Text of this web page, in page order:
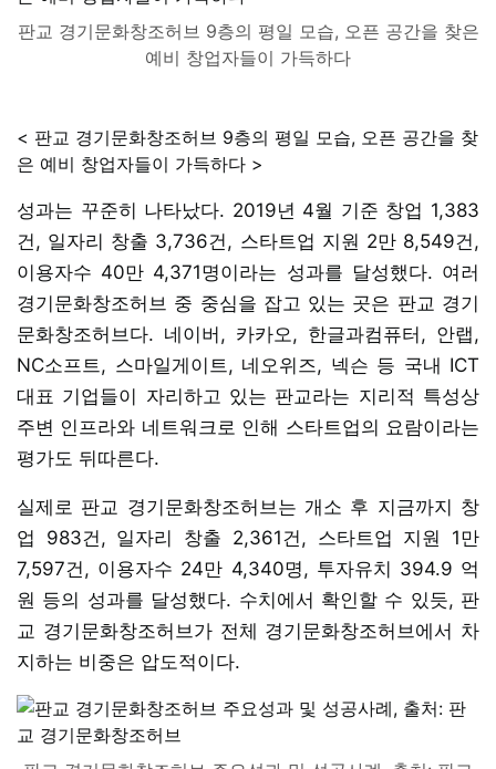
판교 경기문화창조허브 9층의 평일 모습, 오픈 공간을 찾은
예비 창업자들이 가득하다
< 판교 경기문화창조허브 9층의 평일 모습, 오픈 공간을 찾
은 예비 창업자들이 가득하다 >
성과는 꾸준히 나타났다. 2019년 4월 기준 창업 1,383
건, 일자리 창출 3,736건, 스타트업 지원 2만 8,549건,
이용자수 40만 4,371명이라는 성과를 달성했다. 여러
경기문화창조허브 중 중심을 잡고 있는 곳은 판교 경기
문화창조허브다. 네이버, 카카오, 한글과컴퓨터, 안랩,
NC소프트, 스마일게이트, 네오위즈, 넥슨 등 국내 ICT
대표 기업들이 자리하고 있는 판교라는 지리적 특성상
주변 인프라와 네트워크로 인해 스타트업의 요람이라는
평가도 뒤따른다.
실제로 판교 경기문화창조허브는 개소 후 지금까지 창
업 983건, 일자리 창출 2,361건, 스타트업 지원 1만
7,597건, 이용자수 24만 4,340명, 투자유치 394.9 억
원 등의 성과를 달성했다. 수치에서 확인할 수 있듯, 판
교 경기문화창조허브가 전체 경기문화창조허브에서 차
지하는 비중은 압도적이다.